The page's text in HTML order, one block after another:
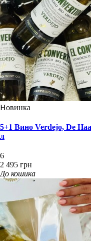
Новинка
5+1 Вино Verdejo, De
л
6
2 495 грн
До кошика